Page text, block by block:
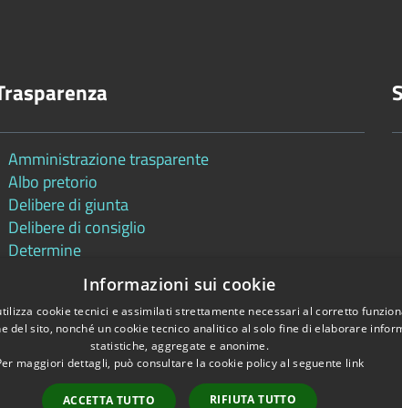
Amministrazione trasparente
Albo pretorio
Delibere di giunta
Delibere di consiglio
Determine
Copyright © 2026 •
Informazioni sui cookie
cookie tecnici e assimilati strettamente necessari al corretto
del sito, nonché un cookie tecnico analitico al solo fine di elaborare
statistiche, aggregate e anonime.
maggiori dettagli, può consultare la cookie policy al seguente link
ACCETTA TUTTO RIFIUTA TUTTO